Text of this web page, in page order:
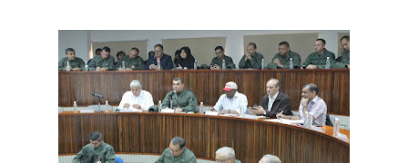
Iahula pone en marcha protocolo de triaje psicosocial
Arranca en Rivas Dávila el Plan de Renovación de
Alcalde Nelson Álvarez llevó jornada recreativa a la